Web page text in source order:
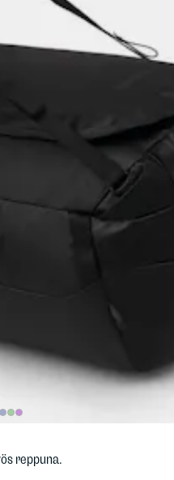
reppuna.